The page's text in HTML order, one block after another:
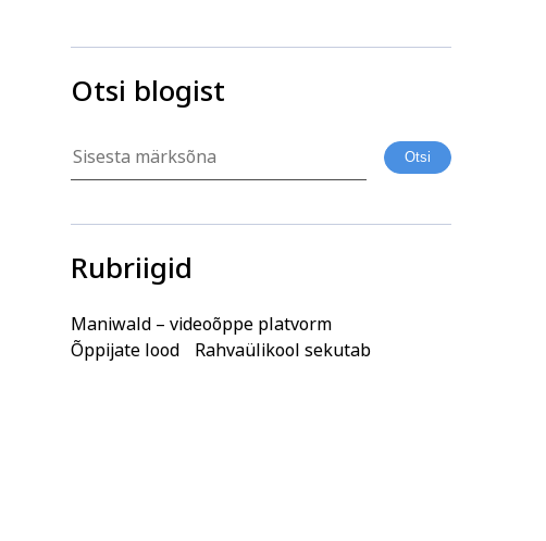
Otsi blogist
Rubriigid
Maniwald – videoõppe platvorm
Õppijate lood
Rahvaülikool sekutab